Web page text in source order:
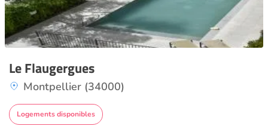
Le Flaugergues
Montpellier (34000)
Logements disponibles